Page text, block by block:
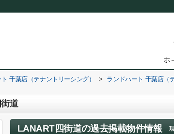
千葉店（テナントリーシング） > ランドハート 千葉店（
道
LANART四街道の過去掲載物件情報